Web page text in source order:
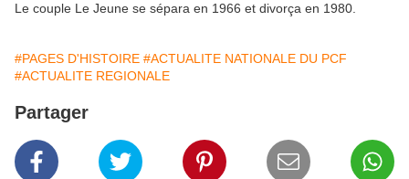
Le couple Le Jeune se sépara en 1966 et divorça en 1980.
#PAGES D'HISTOIRE #ACTUALITE NATIONALE DU PCF
#ACTUALITE REGIONALE
Partager